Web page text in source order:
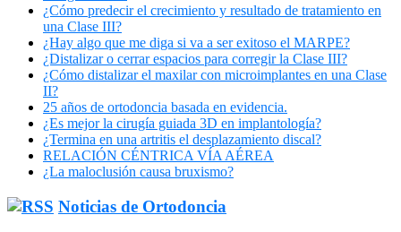
¿Cómo predecir el crecimiento y resultado de tratamiento en
una Clase III?
¿Hay algo que me diga si va a ser exitoso el MARPE?
¿Distalizar o cerrar espacios para corregir la Clase III?
¿Cómo distalizar el maxilar con microimplantes en una Clase
II?
25 años de ortodoncia basada en evidencia.
¿Es mejor la cirugía guiada 3D en implantología?
¿Termina en una artritis el desplazamiento discal?
RELACIÓN CÉNTRICA VÍA AÉREA
¿La maloclusión causa bruxismo?
Noticias de Ortodoncia